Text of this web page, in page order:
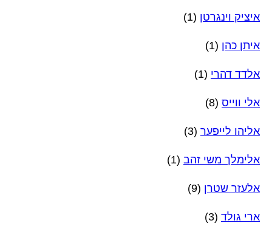
איציק וינגרטן (1)
איתן כהן (1)
אלדד דהרי (1)
אלי ווייס (8)
אליהו לייפער (3)
אלימלך משי זהב (1)
אלעזר שטרן (9)
ארי גולד (3)